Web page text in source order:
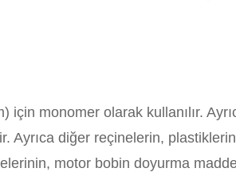
monomer olarak kullanılır.
diğer reçinelerin, plastiklerin,
motor bobin doyurma